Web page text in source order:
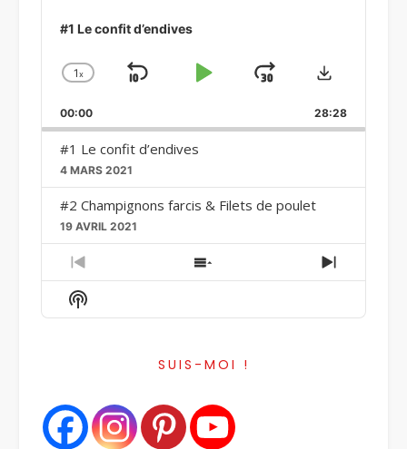
#1 Le confit d’endives
Change
Rate
1x
Skip
Play
Jump
Forward
Download
00:00 28:28
#1 Le confit d’endives
4 MARS 2021
#2 Champignons farcis & Filets de poulet
19 AVRIL 2021
Previous
Episode
Show
Episodes
Next
Episode
Show
Podcast
SUIS-MOI !